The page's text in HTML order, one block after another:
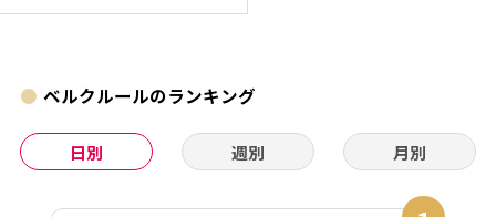
ベルクルールのランキング
日別 週別 月別